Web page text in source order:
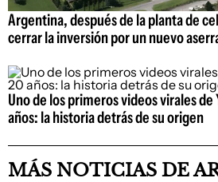
Argentina, después de la planta de
cerrar la inversión por un nuevo
Uno de los primeros videos virales de
años: la historia detrás de su origen
MÁS NOTICIAS DE